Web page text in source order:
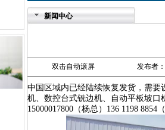
新闻中心
双击自动滚屏 发布者
中国区域内已经陆续恢复发货，需
机、数控台式铣边机、
自动平板坡口
15000017800（杨总）136 1198 8854